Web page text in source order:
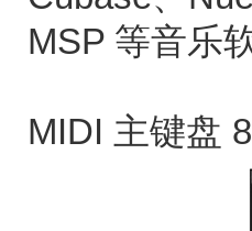
MSP 等音乐
MIDI 主键盘